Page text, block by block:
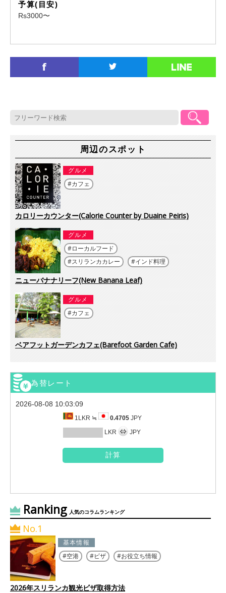
予算(目安)
Rs3000〜
周辺のスポット
グルメ
カフェ
カロリーカウンター(Calorie Counter by Duaine Peiris)
グルメ
ローカルフード
スリランカカレー
インド料理
ニューバナナリーフ(New Banana Leaf)
グルメ
カフェ
ベアフットガーデンカフェ(Barefoot Garden Cafe)
為替レート
2026-08-08 10:03:09
1LKR ≒ 0.4705 JPY
LKR JPY
Ranking 人気のコラムランキング
No.1
基本情報
空港
ビザ お役立ち情報
2026年スリランカ観光ビザ取得方法